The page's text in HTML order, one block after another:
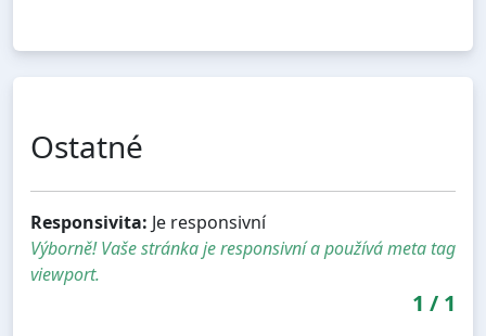
Ostatné
Responsivita: Je responsivní
Výborně! Vaše stránka je responsivní a používá meta tag
viewport.
1 / 1